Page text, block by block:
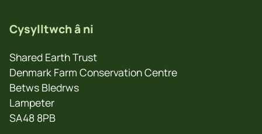
Cysylltwch â ni
Shared Earth Trust
Denmark Farm Conservation Centre
Betws Bledrws
Lampeter
SA48 8PB